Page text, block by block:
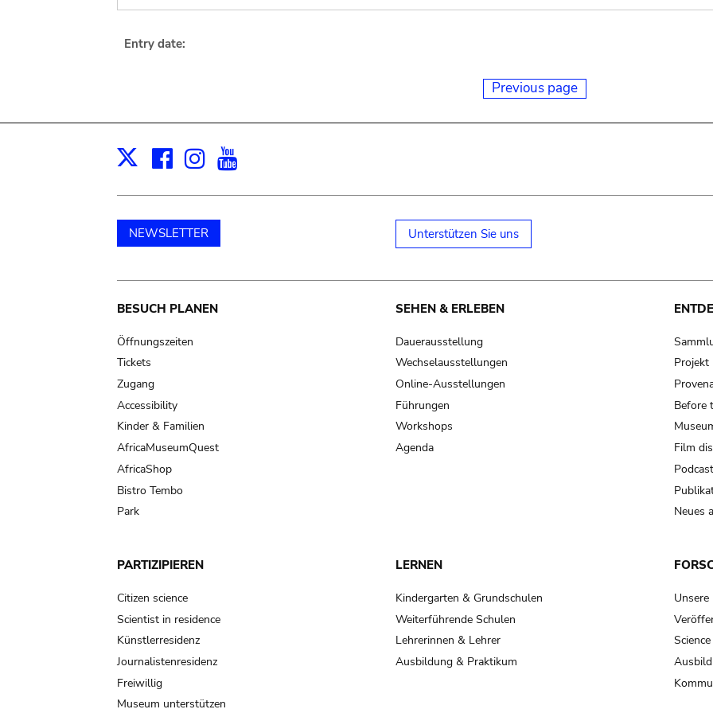
Entry date:
Previous page
X Facebook
Instagram
NEWSLETTER Unterstützen Sie uns
Main
navigation
BESUCH PLANEN
Öffnungszeiten
Tickets
Zugang
Accessibility
Kinder & Familien
AfricaMuseumQuest
AfricaShop
Bistro Tembo
Park
SEHEN & ERLEBEN
Dauerausstellung
Wechselausstellungen
Online-Ausstellungen
Führungen
Workshops
Agenda
Projekt
Before
Film
Neues
PARTIZIPIEREN
Citizen science
Scientist in residence
Künstlerresidenz
Journalistenresidenz
Freiwillig
Museum unterstützen
LERNEN
Kindergarten & Grundschulen
Weiterführende Schulen
Lehrerinnen & Lehrer
Ausbildung & Praktikum